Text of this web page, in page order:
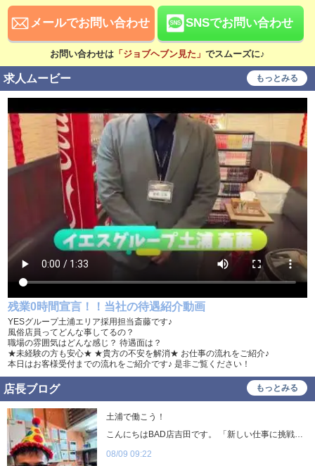
寮・社宅あり 研修あり
こだわり
未経験可 経験者歓迎
シニア歓迎 女性活躍中
大学生歓迎 即日勤務可
学歴不問 履歴書不要
幹部候補 車･バイク通勤可
タトゥー可 制服貸与
入社祝い金支給 WEB面接OK
在宅ワーク可 オフィス内分煙・禁煙
即日採用合否通達可
残業代支給
メールでお問い合わせ SNSでお問い合わせ
お問い合わせは 「ジョブヘブン見た」 でスムーズに♪
求人ムービー もっとみる
残業0時間宣言！！当社の待遇紹介動画
YESグループ土浦エリア採用担当斎藤です♪
風俗店員ってどんな事してるの？
職場の雰囲気はどんな感じ？ 待遇面は？
★未経験の方も安心★ ★貴方の不安を解消★ お仕事の流れをご紹介♪
本日はお客様受付までの流れをご紹介です♪ 是非ご覧ください！
店長ブログ もっとみる
土浦で働こう！
08/09 09:22